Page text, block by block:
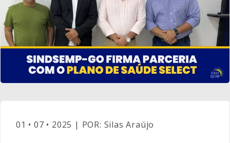
01 • 07 • 2025 | POR: Silas Araújo